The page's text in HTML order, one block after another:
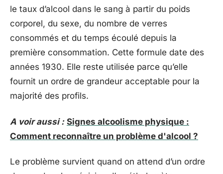
le taux d’alcool dans le sang à partir du poids
corporel, du sexe, du nombre de verres
consommés et du temps écoulé depuis la
première consommation. Cette formule date des
années 1930. Elle reste utilisée parce qu’elle
fournit un ordre de grandeur acceptable pour la
majorité des profils.
A voir aussi : Signes alcoolisme physique :
Comment reconnaître un problème d'alcool ?
Le problème survient quand on attend d’un ordre